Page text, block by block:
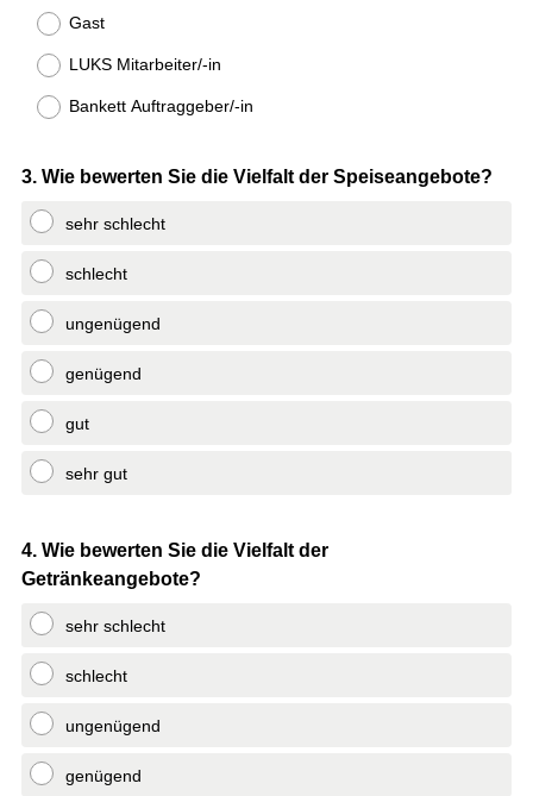
Title Gast
LUKS Mitarbeiter/-in
Bankett Auftraggeber/-in
Question
Title
3. Wie bewerten Sie die Vielfalt der Speiseangebote?
sehr schlecht
schlecht
ungenügend
genügend
gut
sehr gut
Question
Title
4. Wie bewerten Sie die Vielfalt der
Getränkeangebote?
sehr schlecht
schlecht
ungenügend
genügend